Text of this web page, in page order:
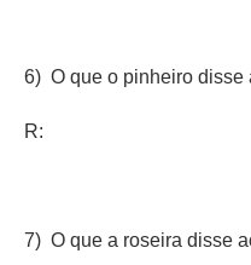
6) O que o pinheiro disse
R:
7) O que a roseira disse